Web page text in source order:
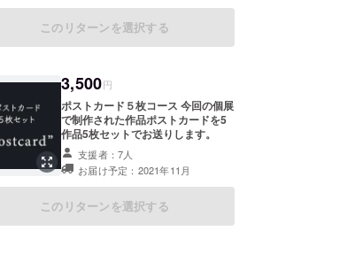
このリターンを選択する
3,500円
ポストカード５枚コース 今回の個展
で制作された作品ポストカードを5
作品5枚セットでお送りします。
支援者：7人
お届け予定：2021年11月
このリターンを選択する